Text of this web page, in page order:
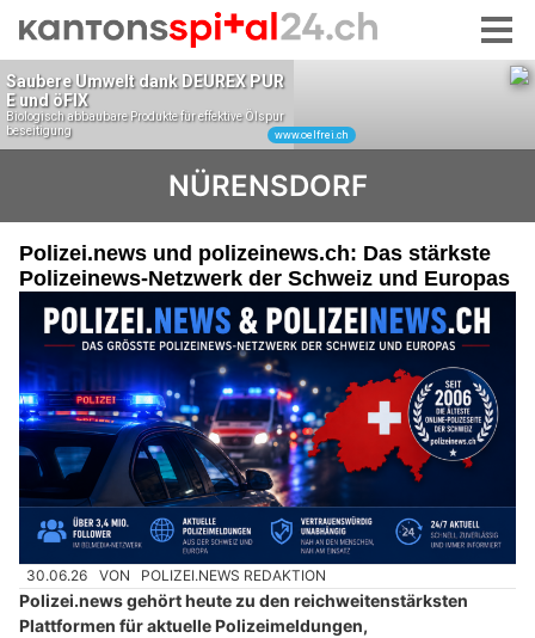
NÜRENSDORF
Polizei.news und polizeinews.ch: Das stärkste
Polizeinews-Netzwerk der Schweiz und Europas
30.06.26 VON POLIZEI.NEWS REDAKTION
Polizei.news gehört heute zu den reichweitenstärksten
Plattformen für aktuelle Polizeimeldungen,